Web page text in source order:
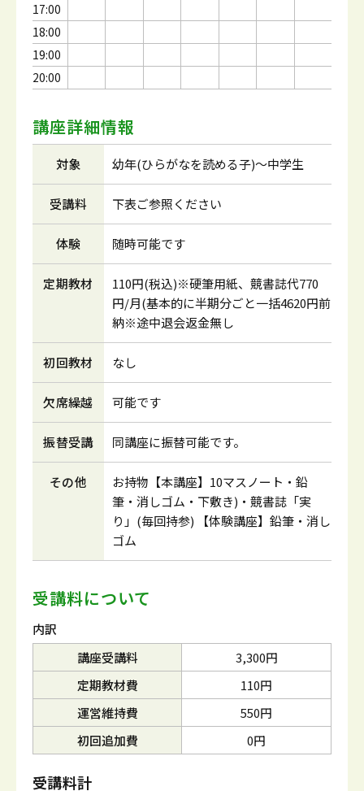
17:00
18:00
19:00
20:00
講座詳細情報
対象 幼年(ひらがなを読める子)～中学生
受講料 下表ご参照ください
体験 随時可能です
定期教材
110円(税込)※硬筆用紙、競書誌代770
円/月(基本的に半期分ごと一括4620円前
納※途中退会返金無し
初回教材 なし
欠席繰越 可能です
振替受講 同講座に振替可能です。
その他
お持物【本講座】10マスノート・鉛
筆・消しゴム・下敷き)・競書誌「実
り」(毎回持参) 【体験講座】鉛筆・消し
ゴム
受講料について
内訳
講座受講料
3,300円
定期教材費
110円
運営維持費
550円
初回追加費
0円
受講料計